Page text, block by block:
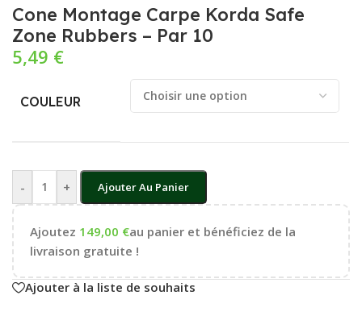
Cone Montage Carpe Korda Safe
Zone Rubbers – Par 10
5,49 €
COULEUR
- + Ajouter Au Panier
Ajoutez 149,00 €au panier et bénéficiez de la
livraison gratuite !
Ajouter à la liste de souhaits